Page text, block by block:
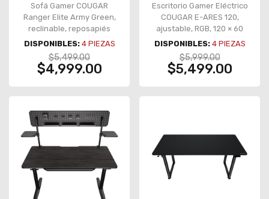
Sofá Gamer COUGAR
Ranger Elite Army Green,
reclinable, reposapiés
plegable, bolsillo lateral,
soporta 135 kg – CGR-RAE-
GEB
DISPONIBLES: 4PIEZAS
$5,499.00
$4,999.00
Escritorio Gamer Eléctrico
COUGAR E-ARES 120,
ajustable, RGB, 120 × 60
cm, soporte 80 kg – CGR-
E-ARES120
DISPONIBLES: 4PIEZAS
$5,999.00
$5,499.00